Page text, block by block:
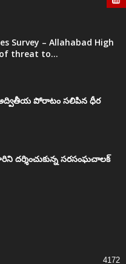
Survey – Allahabad High
threat to...
పోరాటం సలిపిన ధీర
దర్శించుకున్న సరసంఘచాలక్
4172